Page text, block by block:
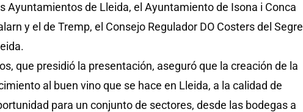
Ayuntamientos de Lleida, el Ayuntamiento de Isona i Conca
y el de Tremp, el Consejo Regulador DO Costers del Segre
que presidió la presentación, aseguró que la creación de la
al buen vino que se hace en Lleida, a la calidad de
para un conjunto de sectores, desde las bodegas a